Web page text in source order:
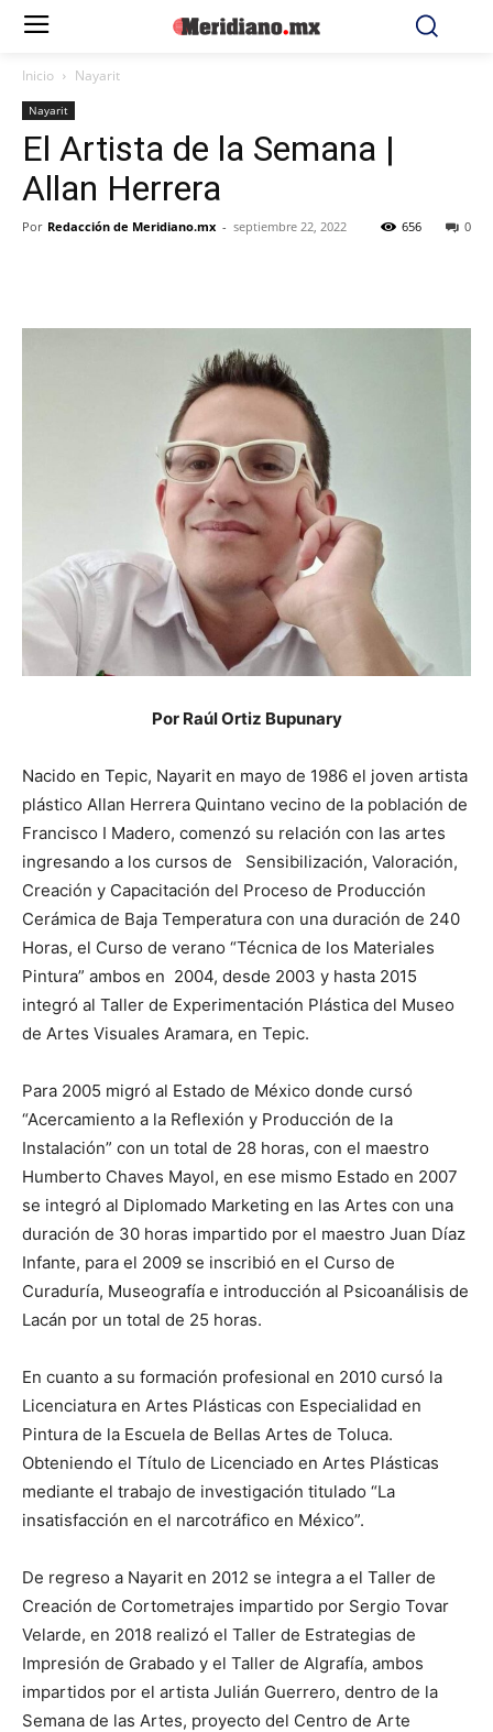
Inicio Nayarit
Nayarit
El Artista de la Semana |
Allan Herrera
Por Redacción de Meridiano.mx - septiembre 22, 2022 0
656
Por Raúl Ortiz Bupunary
Nacido en Tepic, Nayarit en mayo de 1986 el joven artista
plástico Allan Herrera Quintano vecino de la población de
Francisco I Madero, comenzó su relación con las artes
ingresando a los cursos de Sensibilización, Valoración,
Creación y Capacitación del Proceso de Producción
Cerámica de Baja Temperatura con una duración de 240
Horas, el Curso de verano “Técnica de los Materiales
Pintura” ambos en 2004, desde 2003 y hasta 2015
integró al Taller de Experimentación Plástica del Museo
de Artes Visuales Aramara, en Tepic.
Para 2005 migró al Estado de México donde cursó
“Acercamiento a la Reflexión y Producción de la
Instalación” con un total de 28 horas, con el maestro
Humberto Chaves Mayol, en ese mismo Estado en 2007
se integró al Diplomado Marketing en las Artes con una
duración de 30 horas impartido por el maestro Juan Díaz
Infante, para el 2009 se inscribió en el Curso de
Curaduría, Museografía e introducción al Psicoanálisis de
Lacán por un total de 25 horas.
En cuanto a su formación profesional en 2010 cursó la
Licenciatura en Artes Plásticas con Especialidad en
Pintura de la Escuela de Bellas Artes de Toluca.
Obteniendo el Título de Licenciado en Artes Plásticas
mediante el trabajo de investigación titulado “La
insatisfacción en el narcotráfico en México”.
De regreso a Nayarit en 2012 se integra a el Taller de
Creación de Cortometrajes impartido por Sergio Tovar
Velarde, en 2018 realizó el Taller de Estrategias de
Impresión de Grabado y el Taller de Algrafía, ambos
impartidos por el artista Julián Guerrero, dentro de la
Semana de las Artes, proyecto del Centro de Arte